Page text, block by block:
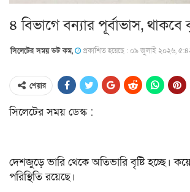
৪ বিভাগে বন্যার পূর্বাভাস, থাকবে
সিলেটের সময় ডট কম, প্রকাশিত হয়েছে : ০৯ জুলাই ২০২৬,
শেয়ার
সিলেটের সময় ডেস্ক :
দেশজুড়ে ভারি থেকে অতিভারি বৃষ্টি হচ্ছে।
পরিস্থিতি রয়েছে।